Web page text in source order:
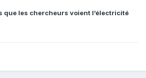
que les chercheurs voient l’électricité